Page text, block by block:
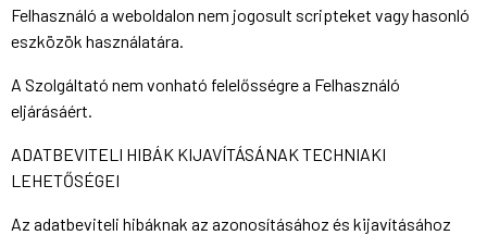
Felhasználó a weboldalon nem jogosult scripteket vagy hasonló
eszközök használatára.
A Szolgáltató nem vonható felelősségre a Felhasználó
eljárásáért.
ADATBEVITELI HIBÁK KIJAVÍTÁSÁNAK TECHNIAKI
LEHETŐSÉGEI
Az adatbeviteli hibáknak az azonosításához és kijavításához